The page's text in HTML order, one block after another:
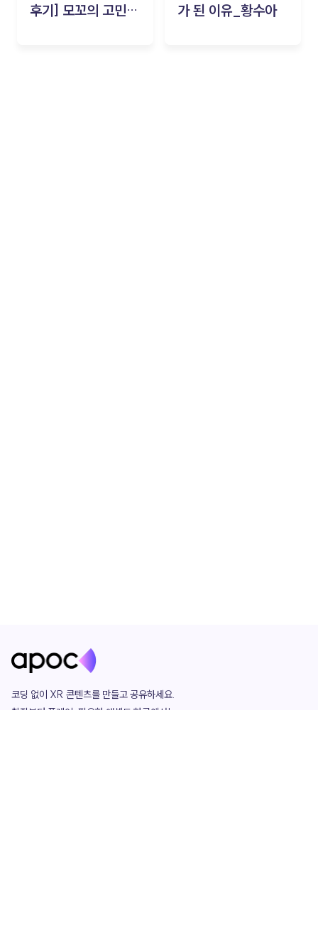
후기] 모꼬의 고민세
가 된 이유_황수아
코딩 없이 XR 콘텐츠를 만들고 공유하세요.
창작부터 플레이, 필요한 애셋도 한곳에서!